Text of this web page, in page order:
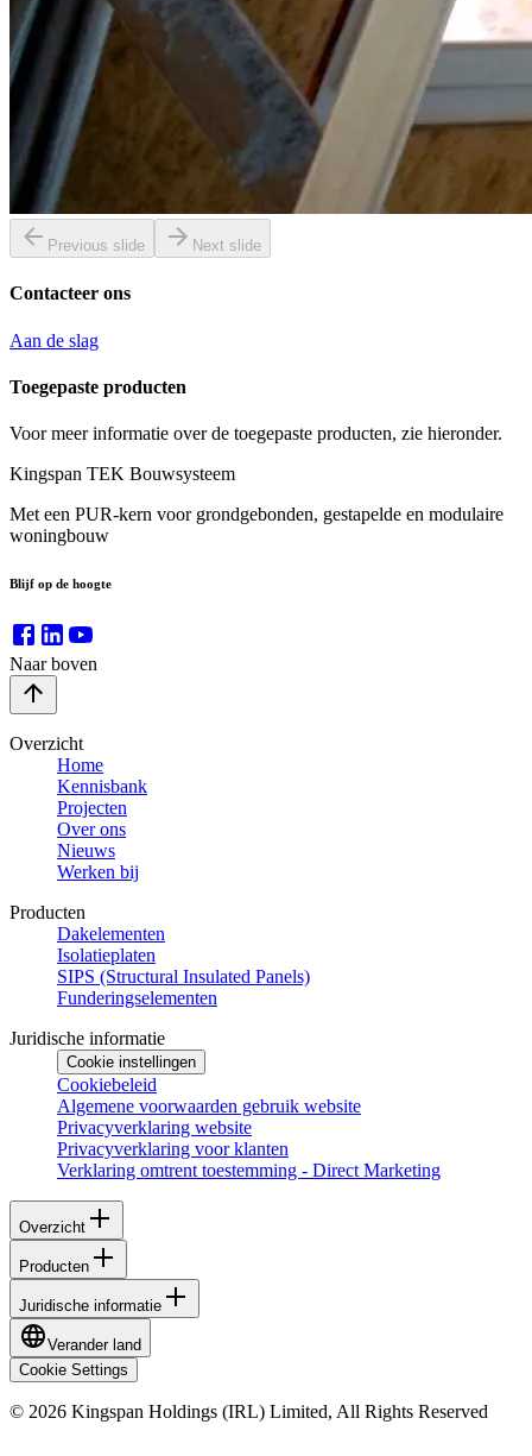
Previous slide Next slide
Contacteer ons
Aan de slag
Toegepaste producten
Voor meer informatie over de toegepaste producten, zie hieronder.
Kingspan TEK Bouwsysteem
Met een PUR-kern voor grondgebonden, gestapelde en modulaire
woningbouw
Blijf op de hoogte
Naar boven
Overzicht
Home
Kennisbank
Projecten
Over ons
Nieuws
Werken bij
Producten
Dakelementen
Isolatieplaten
SIPS (Structural Insulated Panels)
Funderingselementen
Juridische informatie
Cookie instellingen
Cookiebeleid
Algemene voorwaarden gebruik website
Privacyverklaring website
Privacyverklaring voor klanten
Verklaring omtrent toestemming - Direct Marketing
Overzicht
Producten
Juridische informatie
Verander land
Cookie Settings
© 2026 Kingspan Holdings (IRL) Limited, All Rights Reserved